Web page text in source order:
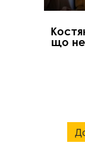
що не